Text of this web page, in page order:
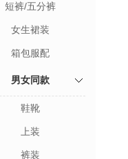
短裤/五分裤
女生裙装
箱包服配
男女同款
鞋靴
上装
裤装